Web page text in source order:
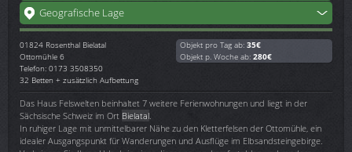
Geografische Lage
01824 Rosenthal Bielatal
Ottomühle 6
Telefon: 0173 3508350
32 Betten + zusätzlich Aufbettung
Objekt pro Tag ab: 35€
Objekt p. Woche ab: 280€
Das Haus Felswelten beinhaltet 7 weitere Ferienwohnungen und liegt in der
Sächsische Schweiz im Ort Bielatal
In ruhiger Lage mit unmittelbarer Nähe zu den Kletterfelsen der Ottomühle, ein
idealer Ausgangspunkt für Wanderungen und Ausflüge im Elbsandsteingebirge.